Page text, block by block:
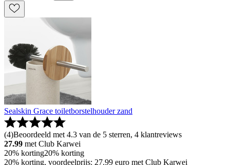
Sealskin Grace toiletborstelhouder zand
(4)Beoordeeld met 4.3 van de 5 sterren, 4 klantreviews
27.99 met Club Karwei
20% korting20% korting
20% korting, voordeelprijs: 27.99 euro met Club Karwei